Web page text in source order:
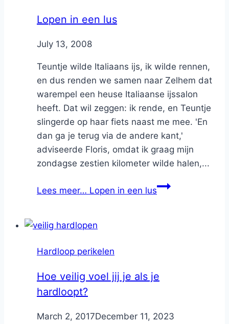
Lopen in een lus
ByNicole
July 13, 2008
Teuntje wilde Italiaans ijs, ik wilde rennen,
en dus renden we samen naar Zelhem dat
warempel een heuse Italiaanse ijssalon
heeft. Dat wil zeggen: ik rende, en Teuntje
slingerde op haar fiets naast me mee. 'En
dan ga je terug via de andere kant,'
adviseerde Floris, omdat ik graag mijn
zondagse zestien kilometer wilde halen,...
Lees meer… Lopen in een lus
Hardloop perikelen
Hoe veilig voel jij je als je
hardloopt?
ByNicole
March 2, 2017December 11, 2023